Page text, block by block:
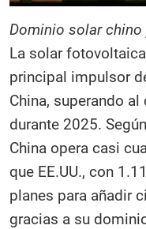
Dominio solar
La solar
principal impulsor
China, superando
durante 2025.
China opera casi
que EE.UU., con
planes para añadir
gracias a su